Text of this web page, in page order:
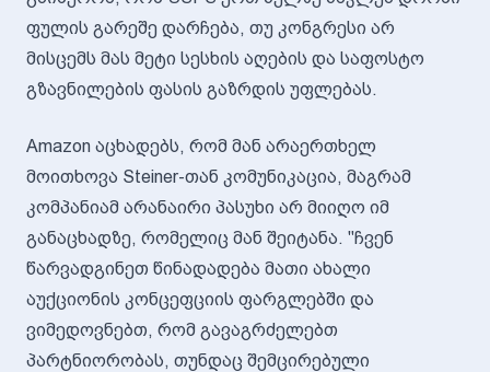
ფულის გარეშე დარჩება, თუ კონგრესი არ
მისცემს მას მეტი სესხის აღების და საფოსტო
გზავნილების ფასის გაზრდის უფლებას.
Amazon აცხადებს, რომ მან არაერთხელ
მოითხოვა Steiner-თან კომუნიკაცია, მაგრამ
კომპანიამ არანაირი პასუხი არ მიიღო იმ
განაცხადზე, რომელიც მან შეიტანა. "ჩვენ
წარვადგინეთ წინადადება მათი ახალი
აუქციონის კონცეფციის ფარგლებში და
ვიმედოვნებთ, რომ გავაგრძელებთ
პარტნიორობას, თუნდაც შემცირებული